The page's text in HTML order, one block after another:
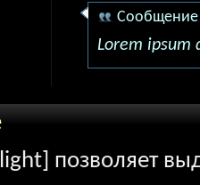
Lorem ipsum
позволяет